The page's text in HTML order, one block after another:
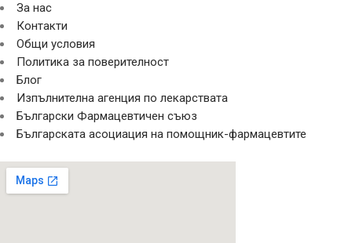
За нас
Контакти
Общи условия
Политика за поверителност
Блог
Изпълнителна агенция по лекарствата
Български Фармацевтичен съюз
Българската асоциация на помощник-фармацевтите